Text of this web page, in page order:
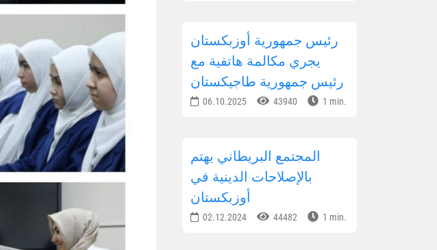
رئيس جمهورية أوزبكستان
يجري مكالمة هاتفية مع
رئيس جمهورية طاجيكستان
06.10.2025 43940 1 min.
المجتمع البريطاني يهتم
بالإصلاحات الدينية في
أوزبكستان
02.12.2024 44482 1 min.